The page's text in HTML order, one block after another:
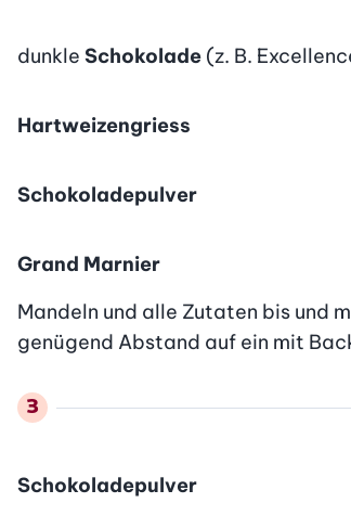
dunkle Schokolade (z. B.
Hartweizengriess
Schokoladepulver
Grand Marnier
Mandeln und alle Zutaten bis und
genügend Abstand auf ein mit
Schokoladepulver